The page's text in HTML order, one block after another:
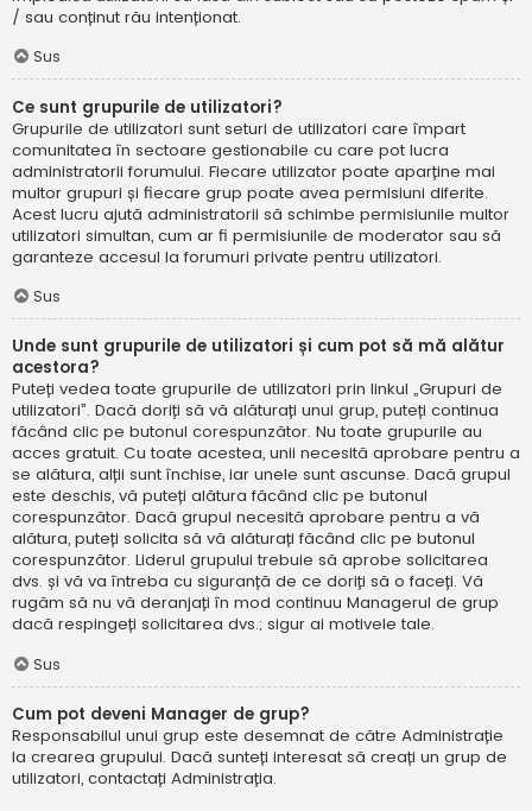
/ sau conținut rău intenționat.
Sus
Ce sunt grupurile de utilizatori?
Grupurile de utilizatori sunt seturi de utilizatori care împart
comunitatea în sectoare gestionabile cu care pot lucra
administratorii forumului. Fiecare utilizator poate aparține mai
multor grupuri și fiecare grup poate avea permisiuni diferite.
Acest lucru ajută administratorii să schimbe permisiunile multor
utilizatori simultan, cum ar fi permisiunile de moderator sau să
garanteze accesul la forumuri private pentru utilizatori.
Sus
Unde sunt grupurile de utilizatori și cum pot să mă alătur
acestora?
Puteți vedea toate grupurile de utilizatori prin linkul „Grupuri de
utilizatori”. Dacă doriți să vă alăturați unui grup, puteți continua
făcând clic pe butonul corespunzător. Nu toate grupurile au
acces gratuit. Cu toate acestea, unii necesită aprobare pentru a
se alătura, alții sunt închise, iar unele sunt ascunse. Dacă grupul
este deschis, vă puteți alătura făcând clic pe butonul
corespunzător. Dacă grupul necesită aprobare pentru a vă
alătura, puteți solicita să vă alăturați făcând clic pe butonul
corespunzător. Liderul grupului trebuie să aprobe solicitarea
dvs. și vă va întreba cu siguranță de ce doriți să o faceți. Vă
rugăm să nu vă deranjați în mod continuu Managerul de grup
dacă respingeți solicitarea dvs.; sigur ai motivele tale.
Sus
Cum pot deveni Manager de grup?
Responsabilul unui grup este desemnat de către Administrație
la crearea grupului. Dacă sunteți interesat să creați un grup de
utilizatori, contactați Administrația.